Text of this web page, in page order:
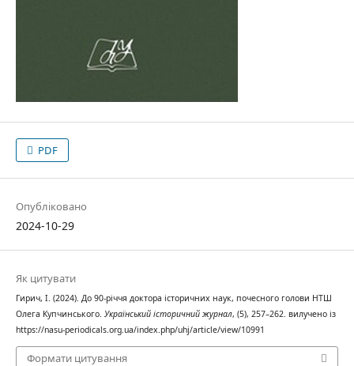
PDF
Опубліковано
2024-10-29
Як цитувати
Гирич, І. (2024). До 90-річчя доктора історичних наук, почесного голови НТШ
Олега Купчинського. Український історичний журнал, (5), 257–262. вилучено із
https://nasu-periodicals.org.ua/index.php/uhj/article/view/10991
Формати цитування